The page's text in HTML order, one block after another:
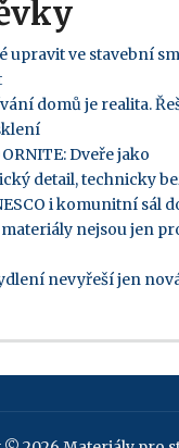
upravit ve stavební
domů je realita.
Dveře jako
detail, technicky
i komunitní sál
nejsou jen
nevyřeší jen